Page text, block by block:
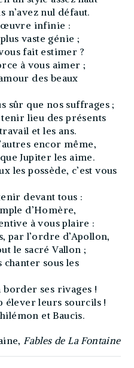
n’avez nul défaut.
œuvre infinie :
vaste génie ;
fait estimer ?
à vous aimer ;
des beaux
sûr que nos suffrages ;
lieu des présents
et les ans.
encor même,
Jupiter les aime.
les possède, c’est vous
devant tous :
d’Homère,
à vous plaire :
par l’ordre d’Apollon,
le sacré Vallon ;
chanter sous les
border ses rivages !
élever leurs sourcils !
et Baucis.
Fables de La Fontaine